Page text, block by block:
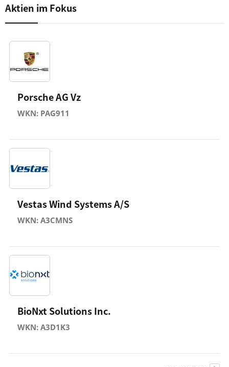
Aktien im Fokus
Porsche AG Vz
WKN: PAG911
Vestas Wind Systems A/S
WKN: A3CMNS
BioNxt Solutions Inc.
WKN: A3D1K3